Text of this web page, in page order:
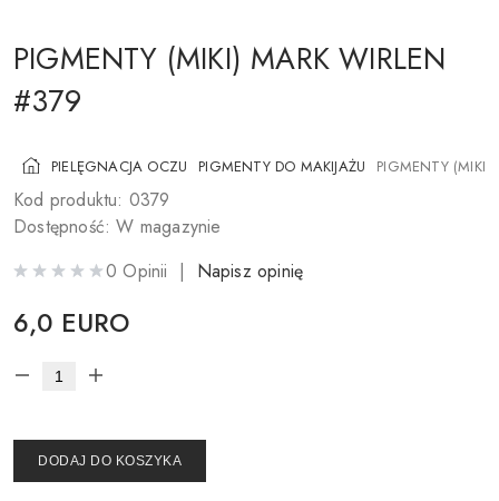
PIGMENTY (MIKI) MARK WIRLEN
#379
PIELĘGNACJA OCZU PIGMENTY DO MAKIJAŻU PIGMENTY (MIKI)
Kod produktu: 0379
Dostępność: W magazynie
0 Opinii | Napisz opinię
6,0 EURO
DODAJ DO KOSZYKA